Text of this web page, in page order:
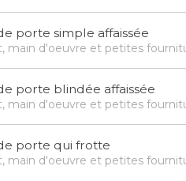
porte simple affaissée
main d'oeuvre et petites
porte blindée affaissée
main d'oeuvre et petites
porte qui frotte
main d'oeuvre et petites